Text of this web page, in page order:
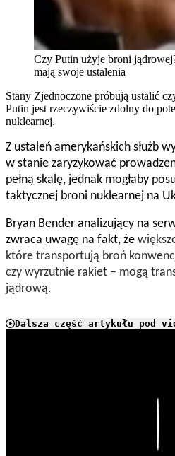
Czy Putin użyje broni
mają swoje ustalenia
Stany Zjednoczone próbują ustalić
Putin jest rzeczywiście zdolny do
nuklearnej.
Z ustaleń amerykańskich służb
w stanie zaryzykować
pełną skalę, jednak mogłaby
taktycznej broni nuklearnej na
Bryan Bender analizujący na
zwraca uwagę na fakt, że
które transportują broń
czy wyrzutnie rakiet – mogą
jądrową.
Dalsza część artykułu pod